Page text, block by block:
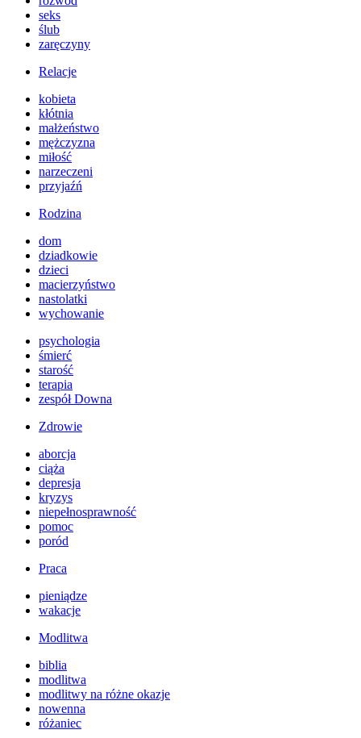
seks
ślub
zaręczyny
Relacje
kobieta
kłótnia
małżeństwo
mężczyzna
miłość
narzeczeni
przyjaźń
Rodzina
dom
dziadkowie
dzieci
macierzyństwo
nastolatki
wychowanie
psychologia
śmierć
starość
terapia
zespół Downa
Zdrowie
aborcja
ciąża
depresja
kryzys
niepełnosprawność
pomoc
poród
Praca
pieniądze
wakacje
Modlitwa
biblia
modlitwa
modlitwy na różne okazje
nowenna
różaniec